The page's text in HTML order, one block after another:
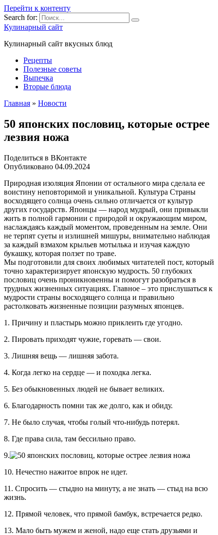
Перейти к контенту
Search for:
Кулинарный сайт
Кулинарный сайт вкусных блюд
Рецепты
Полезные советы
Выпечка
Вторые блюда
Главная » Новости
50 японских пословиц, которые острее
лезвия ножа
Поделиться в ВКонтакте
Опубликовано 04.09.2024
Природная изоляция Японии от остального мира сделала ее
воистину неповторимой и уникальной. Культура Страны
восходящего солнца очень сильно отличается от культур
других государств. Японцы — народ мудрый, они привыкли
жить в полной гармонии с природой и окружающим миром,
наслаждаясь каждый моментом, проведенным на земле. Они
не терпят суеты и излишней мишуры, внимательно наблюдая
за каждый взмахом крыльев мотылька и изучая каждую
букашку, которая ползет по траве.
Мы подготовили для своих любимых читателей пост, который
точно характеризирует японскую мудрость. 50 глубоких
пословиц очень проникновенны и помогут разобраться в
трудных жизненных ситуациях. Главное – это прислушаться к
мудрости страны восходящего солнца и правильно
растолковать жизненные позиции разумных японцев.
1. Причину и пластырь можно приклеить где угодно.
2. Пировать приходят чужие, горевать — свои.
3. Лишняя вещь — лишняя забота.
4. Когда легко на сердце — и походка легка.
5. Без обыкновенных людей не бывает великих.
6. Благодарность помни так же долго, как и обиду.
7. Не было случая, чтобы голый что-нибудь потерял.
8. Где права сила, там бессильно право.
9.
10. Нечестно нажитое впрок не идет.
11. Спросить — стыдно на минуту, а не знать — стыд на всю
жизнь.
12. Прямой человек, что прямой бамбук, встречается редко.
13. Мало быть мужем и женой, надо еще стать друзьями и